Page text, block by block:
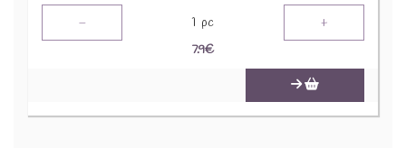
- 1 pc +
7.9€